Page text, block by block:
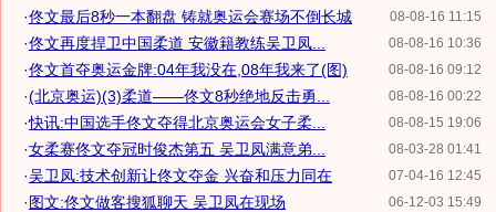
08-08-16 11:15
·佟文最后8秒一本翻盘 铸就奥运会赛场不倒长城
08-08-16 10:36
·佟文再度捍卫中国柔道 安徽籍教练吴卫凤...
08-08-16 09:12
·佟文首夺奥运金牌:04年我没在,08年我来了(图)
08-08-16 00:22
·(北京奥运)(3)柔道——佟文8秒绝地反击勇...
08-08-15 19:06
·快讯:中国选手佟文夺得北京奥运会女子柔...
08-03-28 01:41
·女柔赛佟文夺冠时俊杰第五 吴卫凤满意弟...
07-04-16 12:45
·吴卫凤:技术创新让佟文夺金 兴奋和压力同在
06-12-03 15:49
·图文:佟文做客搜狐聊天 吴卫凤在现场